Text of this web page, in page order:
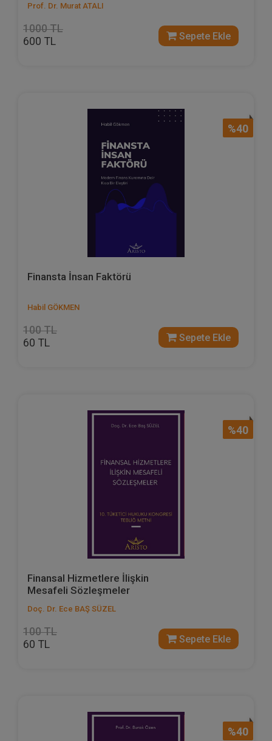
Prof. Dr. Murat ATALI
1000 TL
600 TL Sepete Ekle
%40
Finansta İnsan Faktörü
Habil GÖKMEN
100 TL
60 TL Sepete Ekle
%40
Finansal Hizmetlere İlişkin
Mesafeli Sözleşmeler
Doç. Dr. Ece BAŞ SÜZEL
100 TL
60 TL Sepete Ekle
%40